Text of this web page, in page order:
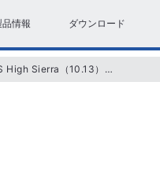
品情報 ダウンロード
macOS High Sierra（10.13）~Catalina (10.15)またはBig Sur(11)、それ以降のmacOSでインターフェイスが認識されなかったり、ファームウェア・アップデートができない。